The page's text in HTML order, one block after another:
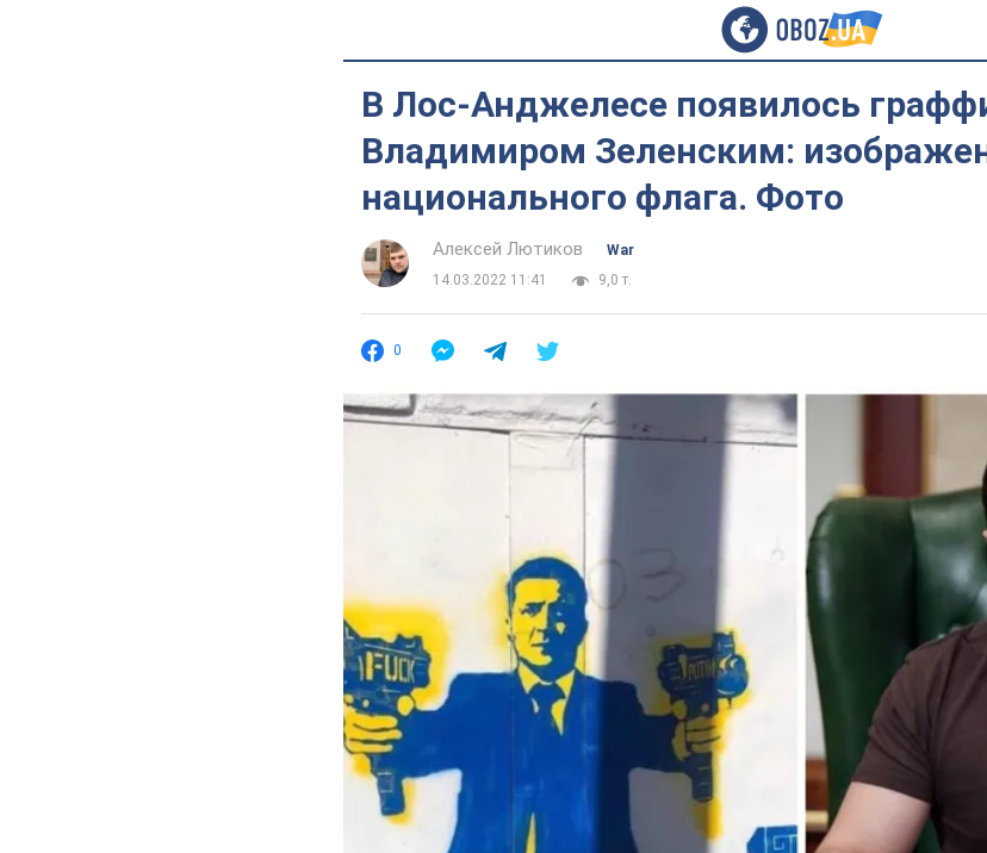
В Лос-Анджелесе появилось
Владимиром Зеленским:
национального флага. Фото
Алексей Лютиков
War
14.03.2022 11:41
9,0 т.
0